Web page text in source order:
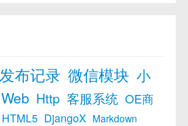
布记录 微信模块 小
Web Http 客服系统 OE商
HTML5 DjangoX Markdown